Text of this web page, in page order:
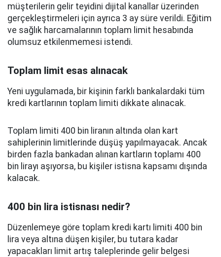
müşterilerin gelir teyidini dijital kanallar üzerinden
gerçekleştirmeleri için ayrıca 3 ay süre verildi. Eğitim
ve sağlık harcamalarının toplam limit hesabında
olumsuz etkilenmemesi istendi.
Toplam limit esas alınacak
Yeni uygulamada, bir kişinin farklı bankalardaki tüm
kredi kartlarının toplam limiti dikkate alınacak.
Toplam limiti 400 bin liranın altında olan kart
sahiplerinin limitlerinde düşüş yapılmayacak. Ancak
birden fazla bankadan alınan kartların toplamı 400
bin lirayı aşıyorsa, bu kişiler istisna kapsamı dışında
kalacak.
400 bin lira istisnası nedir?
Düzenlemeye göre toplam kredi kartı limiti 400 bin
lira veya altına düşen kişiler, bu tutara kadar
yapacakları limit artış taleplerinde gelir belgesi